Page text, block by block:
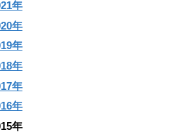
年
年
年
年
年
年
年